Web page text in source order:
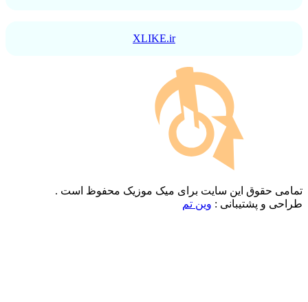
XLIKE.ir
تمامی حقوق این سایت برای میک موزیک محفوظ است .
طراحی و پشتیبانی : وین تم